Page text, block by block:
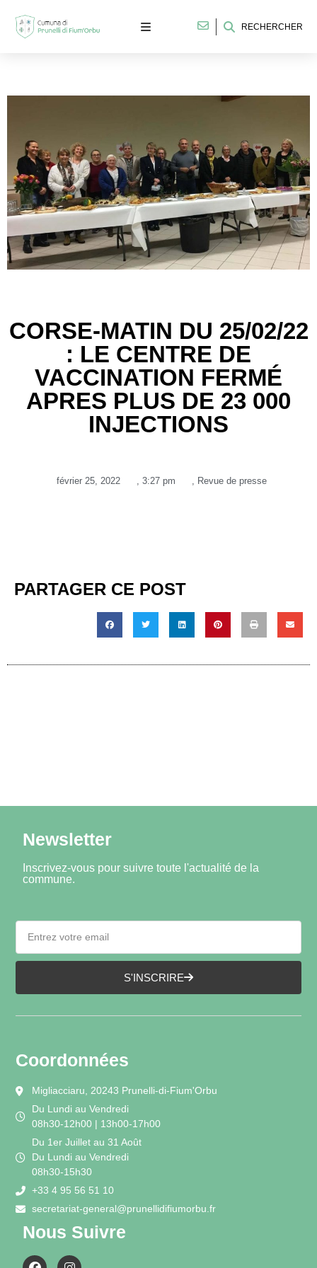
RECHERCHER
CORSE-MATIN DU 25/02/22
: LE CENTRE DE
VACCINATION FERMÉ
APRES PLUS DE 23 000
INJECTIONS
février 25, 2022 , 3:27 pm , Revue de presse
PARTAGER CE POST
Newsletter
Inscrivez-vous pour suivre toute l'actualité de la
commune.
S'INSCRIRE
Coordonnées
Migliacciaru, 20243 Prunelli-di-Fium'Orbu
Du Lundi au Vendredi
08h30-12h00 | 13h00-17h00
Du 1er Juillet au 31 Août
Du Lundi au Vendredi
08h30-15h30
+33 4 95 56 51 10
secretariat-general@prunellidifiumorbu.fr
Nous Suivre